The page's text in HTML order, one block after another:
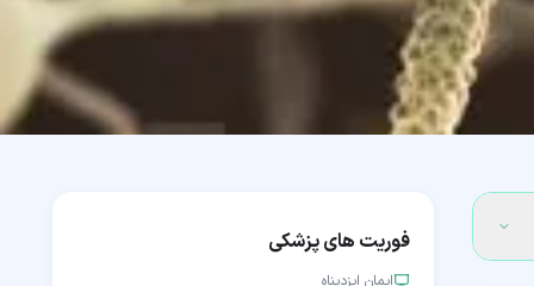
فوریت های پزشکی
ایمان ایزدپناه